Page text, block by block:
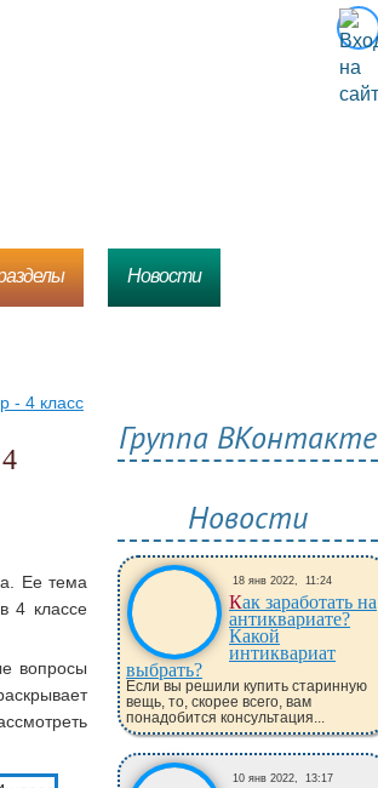
Новости
- 4 класс
Ее тема
4 классе
вопросы
Группа ВКонтакте
Новости
18 янв 2022, 11:24
Как заработать на
антиквариате?
Какой
интиквариат
выбрать?
Если вы решили купить старинную
вещь, то, скорее всего, вам
понадобится консультация...
10 янв 2022, 13:17